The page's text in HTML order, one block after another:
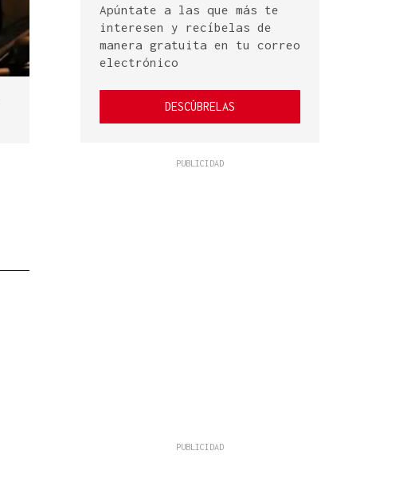
Apúntate a las que más te
interesen y recíbelas de
manera gratuita en tu correo
electrónico
DESCÚBRELAS